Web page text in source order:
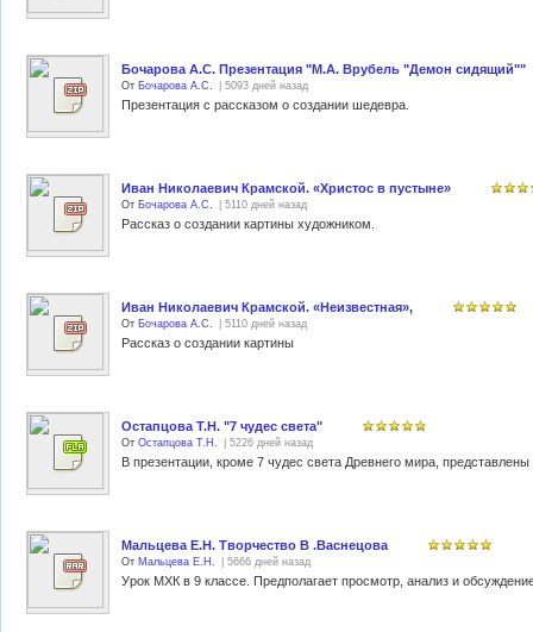
Бочарова А.С. Презентация "М.А. Врубель "Демон сидящий""
От Бочарова А.С. | 5093 дней назад
Презентация с рассказом о создании шедевра.
Иван Николаевич Крамской. «Христос в пустыне»
От Бочарова А.С. | 5110 дней назад
Рассказ о создании картины художником.
Иван Николаевич Крамской. «Неизвестная»,
От Бочарова А.С. | 5110 дней назад
Рассказ о создании картины
Остапцова Т.Н. "7 чудес света"
От Остапцова Т.Н. | 5226 дней назад
Мальцева Е.Н. Творчество В .Васнецова
От Мальцева Е.Н. | 5666 дней назад